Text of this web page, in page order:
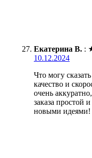
Екатерина В. :
10.12.2024
Что могу
качество и
очень
заказа простой
новыми идеями!